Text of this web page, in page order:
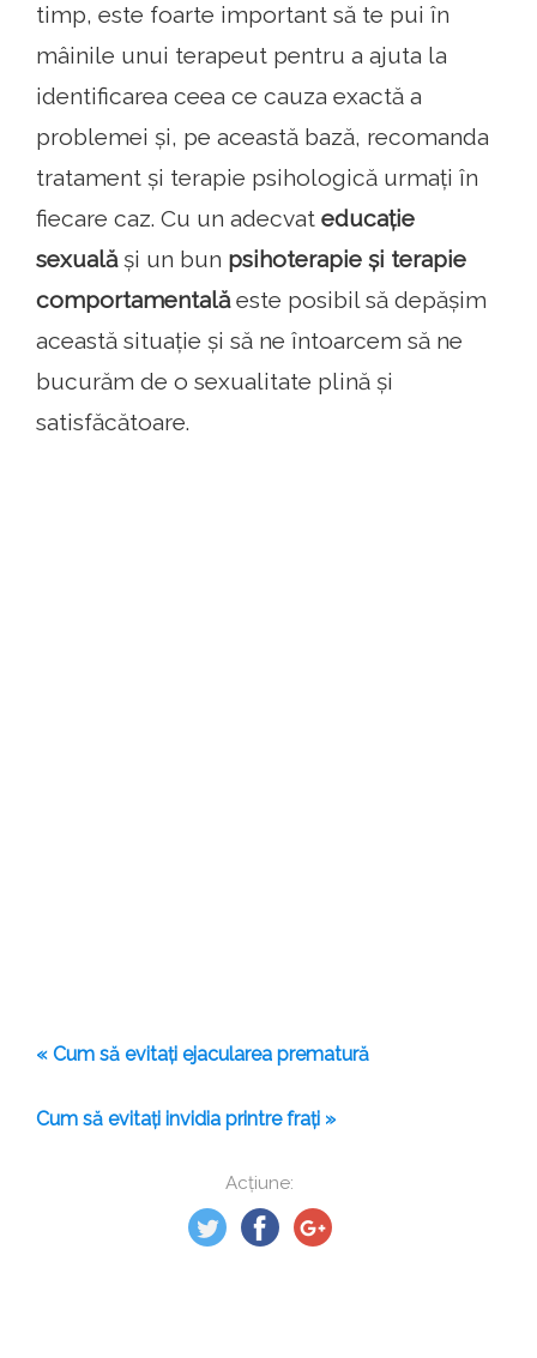
Acțiune:
timp, este foarte important să te pui în
mâinile unui terapeut pentru a ajuta la
identificarea ceea ce cauza exactă a
problemei și, pe această bază, recomanda
tratament și terapie psihologică urmați în
fiecare caz. Cu un adecvat educație
sexualăși un bun psihoterapie și terapie
comportamentalăeste posibil să depășim
această situație și să ne întoarcem să ne
bucurăm de o sexualitate plină și
satisfăcătoare.
« Cum să evitați ejacularea prematură
Cum să evitați invidia printre frați »